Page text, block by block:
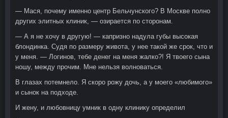
— Мася, почему именно центр Бельчунского? В Москве полно
других элитных клиник, — озирается по сторонам.
— А я не хочу в другую! — капризно надула губы высокая
блондинка. Судя по размеру живота, у нее такой же срок, что и
у меня. — Логинов, тебе денег на меня жалко?! Я твоего сына
ношу, между прочим. Мне нельзя волноваться.
В глазах потемнело. Я скоро рожу дочь, а у моего «любимого»
и сынок на подходе.
И жену, и любовницу умник в одну клинику определил